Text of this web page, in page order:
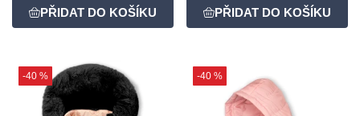
-40 % -40 %